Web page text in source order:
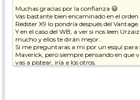
Muchas gracias por la confianza 😃
Vas bastante bien encaminado en el orden
Redster X9 lo pondría después del Vantage.
Y en el caso del WB, a ver si nos leen
mucho y ellos te dirán mejor...
Si me preguntaras a mi por un esquí para
Maverick, pero siempre pensando en que
vas a pistear, iría a los otros.